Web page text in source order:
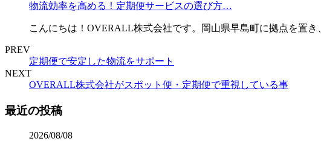
物流効率を高める！定期便サービスの選び方…
こんにちは！OVERALL株式会社です。岡山県早島町に拠点を置
PREV
定期便で安定した物流をサポート
NEXT
OVERALL株式会社がスポット便・定期便で重視している事
最近の投稿
2026/08/08